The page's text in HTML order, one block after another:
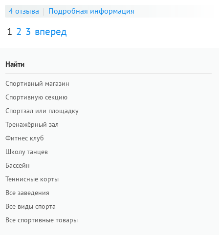
4 отзыва Подробная информация
1 2 3 вперед
Найти
Спортивный магазин
Спортивную секцию
Спортзал или площадку
Тренажёрный зал
Фитнес клуб
Школу танцев
Бассейн
Теннисные корты
Все заведения
Все виды спорта
Все спортивные товары